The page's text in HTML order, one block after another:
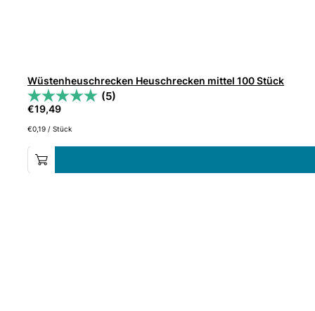
Wüstenheuschrecken Heuschrecken mittel 100 Stück
(5)
€19,49
€0,19 /Stück